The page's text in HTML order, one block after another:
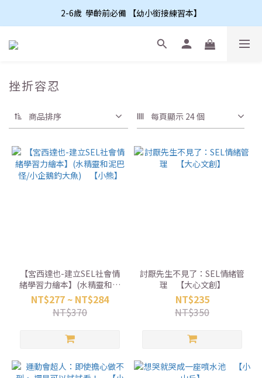
2-6歲  學齡前必備 【幼小銜接練習本】
挫折容忍
商品排序 每頁顯示 24 個
【宮西達也-建立SEL社會情
緒學習力繪本】(水精靈和泥
巴怪/小企鵝釣大魚) 【小
熊】
NT$277 ~ NT$284
NT$370
討厭先生不見了：SEL情緒管
理 【大心文創】
NT$235
NT$350